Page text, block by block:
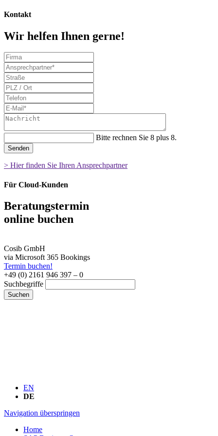
Kontakt
Wir helfen Ihnen gerne!
Bitte rechnen Sie 8 plus 8.
Senden
> Hier finden Sie Ihren Ansprechpartner
Für Cloud-Kunden
Beratungstermin
online buchen
Cosib GmbH
via Microsoft 365 Bookings
Termin buchen!
+49 (0) 2161 946 397 – 0
Suchbegriffe
Suchen
EN
DE
Navigation überspringen
Home